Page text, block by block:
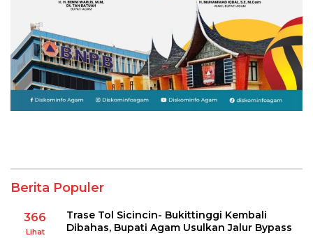
Berita Populer
366
Lihat
Trase Tol Sicincin- Bukittinggi Kembali
Dibahas, Bupati Agam Usulkan Jalur Bypass